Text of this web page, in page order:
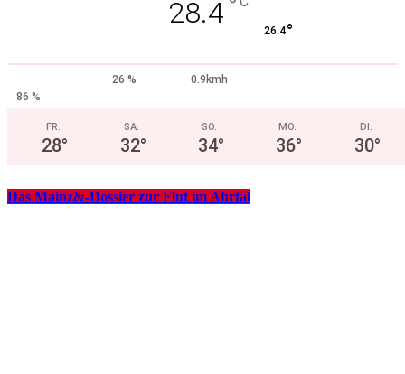
28.4
26.4°
26 %
0.9kmh
86 %
FR.
28°
SA.
32°
SO.
34°
MO.
36°
DI.
30°
Das Mainz&-Dossier zur Flut im Ahrtal